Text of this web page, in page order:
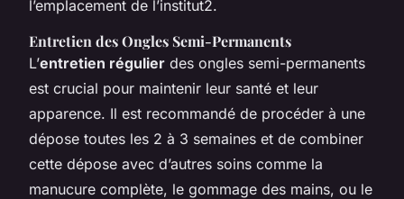
l’emplacement de l’institut2.
Entretien des Ongles Semi-Permanents
L’entretien régulier des ongles semi-permanents
est crucial pour maintenir leur santé et leur
apparence. Il est recommandé de procéder à une
dépose toutes les 2 à 3 semaines et de combiner
cette dépose avec d’autres soins comme la
manucure complète, le gommage des mains, ou le